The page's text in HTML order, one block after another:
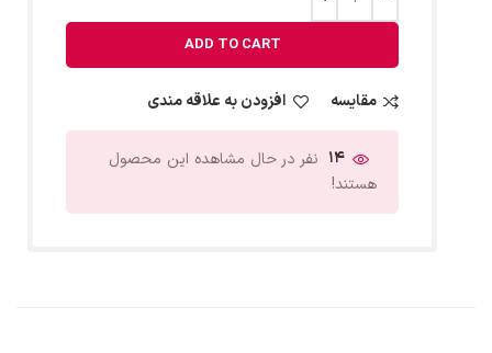
ADD TO CART
مقایسه افزودن به علاقه مندی
14 نفر در حال مشاهده این محصول
هستند!